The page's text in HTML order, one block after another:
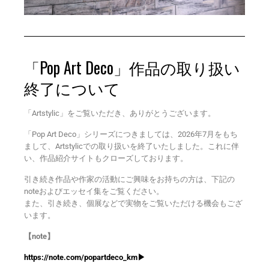
「Pop Art Deco」作品の取り扱い
終了について
「Artstylic」をご覧いただき、ありがとうございます。
「Pop Art Deco」シリーズにつきましては、2026年7月をもち
まして、Artstylicでの取り扱いを終了いたしました。これに伴
い、作品紹介サイトもクローズしております。
引き続き作品や作家の活動にご興味をお持ちの方は、下記の
noteおよびエッセイ集をご覧ください。
また、引き続き、個展などで実物をご覧いただける機会もござ
います。
【note】
https://note.com/popartdeco_km▶